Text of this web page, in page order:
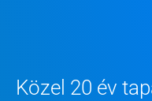
Közel 20 év